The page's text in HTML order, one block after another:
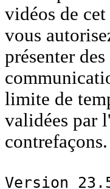
vidéos de
vous
présenter
limite de
validées par
contrefaçons.
Version